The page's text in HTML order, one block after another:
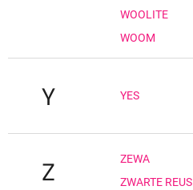
WOOLITE
WOOM
Y YES
Z
ZEWA
ZWARTE REUS